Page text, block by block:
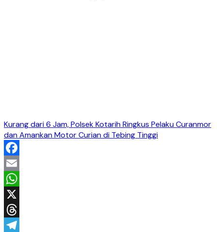
Kurang dari 6 Jam, Polsek Kotarih Ringkus Pelaku Curanmor
dan Amankan Motor Curian di Tebing Tinggi
Facebook
Email
WhatsApp
X
Threads